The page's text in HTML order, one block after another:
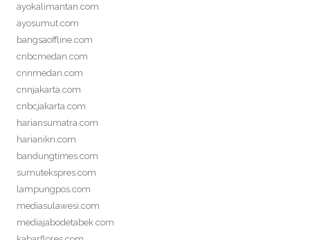
ayokalimantan.com
ayosumut.com
bangsaoffline.com
cnbcmedan.com
cnnmedan.com
cnnjakarta.com
cnbcjakarta.com
hariansumatra.com
harianikn.com
bandungtimes.com
sumutekspres.com
lampungpos.com
mediasulawesi.com
mediajabodetabek.com